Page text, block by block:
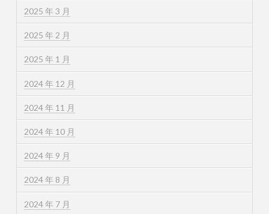
2025 年 3 月
2025 年 2 月
2025 年 1 月
2024 年 12 月
2024 年 11 月
2024 年 10 月
2024 年 9 月
2024 年 8 月
2024 年 7 月